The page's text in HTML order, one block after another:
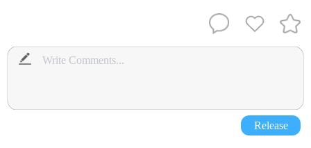
Release